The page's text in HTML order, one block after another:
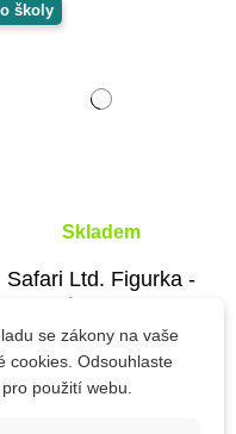
školy
Skladem
Safari Ltd. Figurka -
Langur
200 Kč222 Kč
se zákony na vaše
cookies. Odsouhlaste
použití webu.